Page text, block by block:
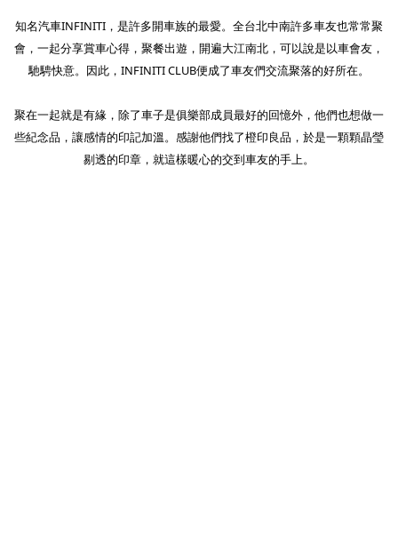
知名汽車INFINITI，是許多開車族的最愛。全台北中南許多車友也常常聚
會，一起分享賞車心得，聚餐出遊，開遍大江南北，可以說是以車會友，
馳騁快意。因此，INFINITI CLUB便成了車友們交流聚落的好所在。
聚在一起就是有緣，除了車子是俱樂部成員最好的回憶外，他們也想做一
些紀念品，讓感情的印記加溫。感謝他們找了橙印良品，於是一顆顆晶瑩
剔透的印章，就這樣暖心的交到車友的手上。